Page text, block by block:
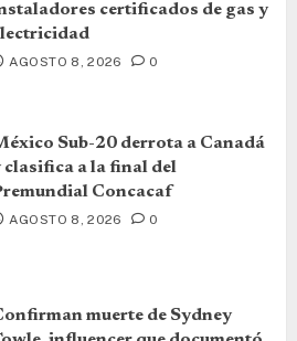
certificados de gas y
AGOSTO 8, 2026 0
Sub-20 derrota a Canadá
clasifica a la final del
Concacaf
AGOSTO 8, 2026 0
muerte de Sydney